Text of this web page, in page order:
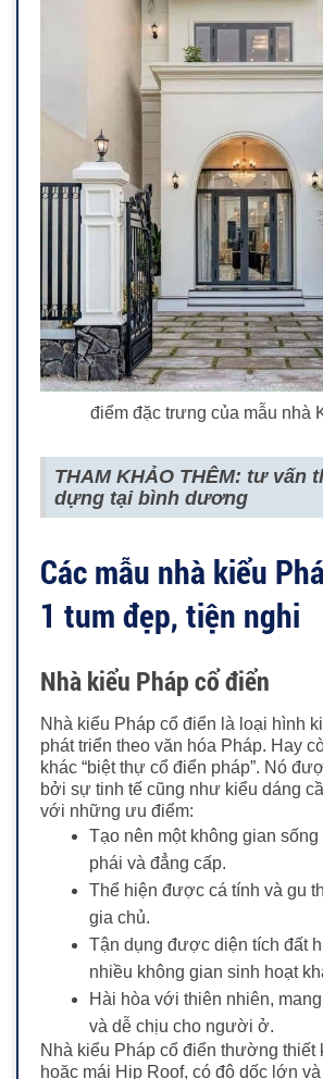
điểm đặc trưng của mẫu nhà
THAM KHẢO THÊM: tư vấn
dựng tại bình dương
Các mẫu nhà kiểu
1 tum đẹp, tiện nghi
Nhà kiểu Pháp cổ điển
Nhà kiểu Pháp cổ điển là loại hình
phát triển theo văn hóa Pháp. Hay
khác “biệt thự cổ điển pháp”. Nó
bởi sự tinh tế cũng như kiểu dáng
với những ưu điểm:
Tạo nên một không gian
phái và đẳng cấp.
Thể hiện được cá tính và gu
gia chủ.
Tận dụng được diện tích đất
nhiều không gian sinh hoạt
Hài hòa với thiên nhiên,
và dễ chịu cho người ở.
Nhà kiểu Pháp cổ điển thường thiết
hoặc mái Hip Roof, có độ dốc lớn